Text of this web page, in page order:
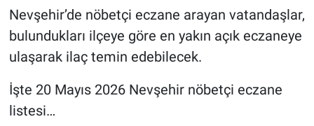
Nevşehir’de nöbetçi eczane arayan vatandaşlar,
bulundukları ilçeye göre en yakın açık eczaneye
ulaşarak ilaç temin edebilecek.
İşte 20 Mayıs 2026 Nevşehir nöbetçi eczane
listesi…